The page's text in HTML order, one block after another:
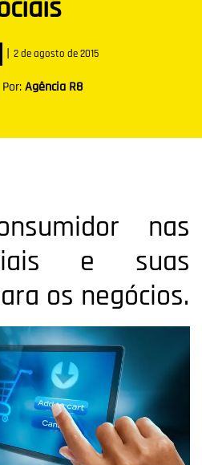
| 2 de agosto de 2015
Por:Agência R8
nas
e suas
os negócios.